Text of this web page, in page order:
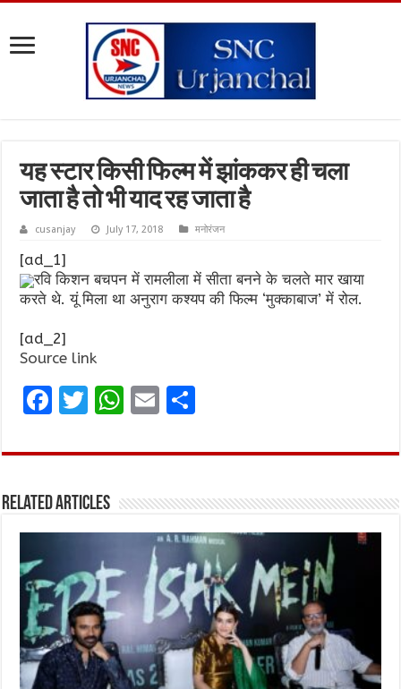
यह स्टार किसी फिल्म में झांककर ही चला
जाता है तो भी याद रह जाता है
cusanjay July 17, 2018 मनोरंजन
[ad_1]
रवि किशन बचपन में रामलीला में सीता बनने के चलते मार खाया
करते थे. यूं मिला था अनुराग कश्यप की फिल्म ‘मुक्काबाज’ में रोल.
[ad_2]
Source link
F
ce
o
o
k
T
it
r
W
at
A
p
p
E
ai ar
Related Articles